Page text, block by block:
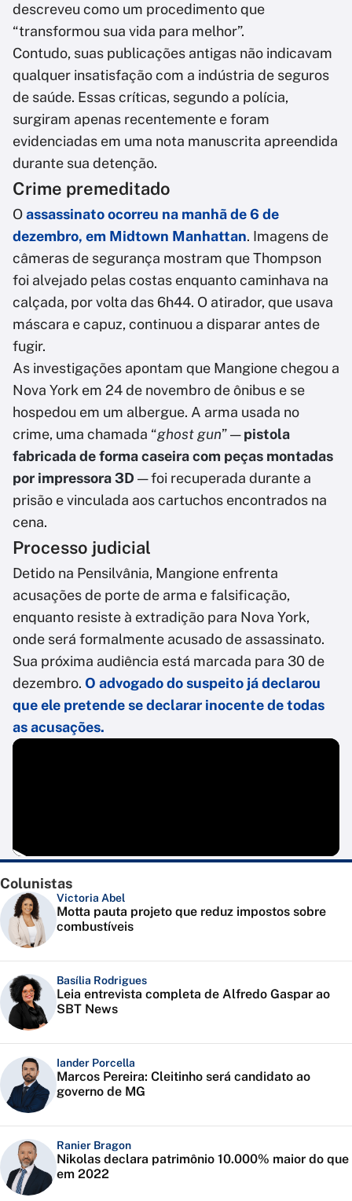
descreveu como um procedimento que
“transformou sua vida para melhor”.
Contudo, suas publicações antigas não indicavam
qualquer insatisfação com a indústria de seguros
de saúde. Essas críticas, segundo a polícia,
surgiram apenas recentemente e foram
evidenciadas em uma nota manuscrita apreendida
durante sua detenção.
Crime premeditado
Oassassinato ocorreu na manhã de 6 de
dezembro, em Midtown Manhattan. Imagens de
câmeras de segurança mostram que Thompson
foi alvejado pelas costas enquanto caminhava na
calçada, por volta das 6h44. O atirador, que usava
máscara e capuz, continuou a disparar antes de
fugir.
As investigações apontam que Mangione chegou a
Nova York em 24 de novembro de ônibus e se
hospedou em um albergue. A arma usada no
crime, uma chamada “ghost gun” —pistola
fabricada de forma caseira com peças montadas
por impressora 3D — foi recuperada durante a
prisão e vinculada aos cartuchos encontrados na
cena.
Processo judicial
Detido na Pensilvânia, Mangione enfrenta
acusações de porte de arma e falsificação,
enquanto resiste à extradição para Nova York,
onde será formalmente acusado de assassinato.
Sua próxima audiência está marcada para 30 de
dezembro. O advogado do suspeito já declarou
que ele pretende se declarar inocente de todas
as acusações.
Colunistas
Victoria Abel
Motta pauta projeto que reduz impostos sobre
combustíveis
Basília Rodrigues
Leia entrevista completa de Alfredo Gaspar ao
SBT News
Iander Porcella
Marcos Pereira: Cleitinho será candidato ao
governo de MG
Ranier Bragon
Nikolas declara patrimônio 10.000% maior do que
em 2022